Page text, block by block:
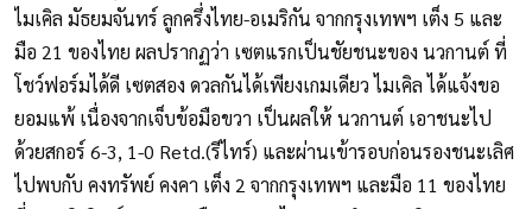
ไมเคิล มัธยมจันทร์ ลูกครึ่งไทย-อเมริกัน จากกรุงเทพฯ เต็ง 5 และ
มือ 21 ของไทย ผลปรากฏว่า เซตแรกเป็นชัยชนะของ นวกานต์ ที่
โชว์ฟอร์มได้ดี เซตสอง ดวลกันได้เพียงเกมเดียว ไมเคิล ได้แจ้งขอ
ยอมแพ้ เนื่องจากเจ็บข้อมือขวา เป็นผลให้ นวกานต์ เอาชนะไป
ด้วยสกอร์ 6-3, 1-0 Retd.(รีไทร์) และผ่านเข้ารอบก่อนรองชนะเลิศ
ไปพบกับ คงทรัพย์ คงคา เต็ง 2 จากกรุงเทพฯ และมือ 11 ของไทย